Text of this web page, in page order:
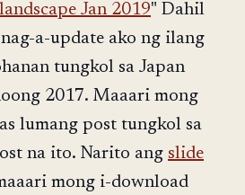
Jan 2019" Dahil
a-update ako ng ilang
tungkol sa Japan
2017. Maaari mong
lumang post tungkol sa
na ito. Narito ang slide
mong i-download